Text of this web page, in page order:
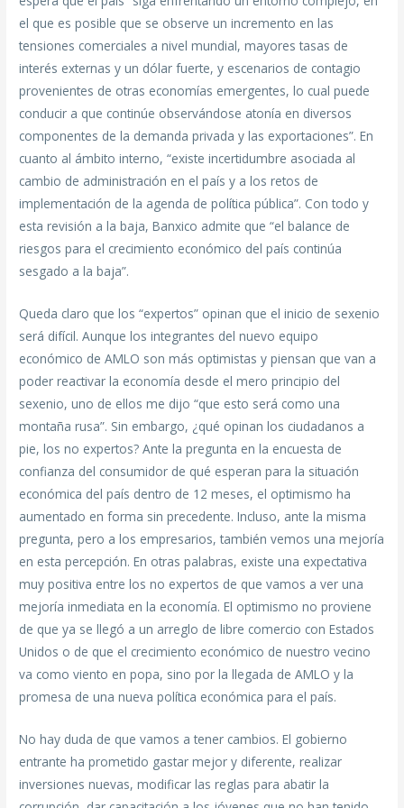
el que es posible que se observe un incremento en las
tensiones comerciales a nivel mundial, mayores tasas de
interés externas y un dólar fuerte, y escenarios de contagio
provenientes de otras economías emergentes, lo cual puede
conducir a que continúe observándose atonía en diversos
componentes de la demanda privada y las exportaciones”. En
cuanto al ámbito interno, “existe incertidumbre asociada al
cambio de administración en el país y a los retos de
implementación de la agenda de política pública”. Con todo y
esta revisión a la baja, Banxico admite que “el balance de
riesgos para el crecimiento económico del país continúa
sesgado a la baja”.
Queda claro que los “expertos” opinan que el inicio de sexenio
será difícil. Aunque los integrantes del nuevo equipo
económico de AMLO son más optimistas y piensan que van a
poder reactivar la economía desde el mero principio del
sexenio, uno de ellos me dijo “que esto será como una
montaña rusa”. Sin embargo, ¿qué opinan los ciudadanos a
pie, los no expertos? Ante la pregunta en la encuesta de
confianza del consumidor de qué esperan para la situación
económica del país dentro de 12 meses, el optimismo ha
aumentado en forma sin precedente. Incluso, ante la misma
pregunta, pero a los empresarios, también vemos una mejoría
en esta percepción. En otras palabras, existe una expectativa
muy positiva entre los no expertos de que vamos a ver una
mejoría inmediata en la economía. El optimismo no proviene
de que ya se llegó a un arreglo de libre comercio con Estados
Unidos o de que el crecimiento económico de nuestro vecino
va como viento en popa, sino por la llegada de AMLO y la
promesa de una nueva política económica para el país.
No hay duda de que vamos a tener cambios. El gobierno
entrante ha prometido gastar mejor y diferente, realizar
inversiones nuevas, modificar las reglas para abatir la